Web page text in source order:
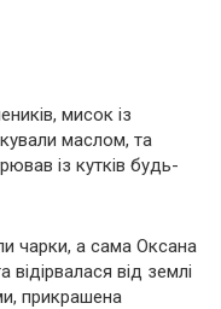
мисок із
маслом, та
із кутків будь-
чарки, а сама Оксана
відірвалася від землі
прикрашена